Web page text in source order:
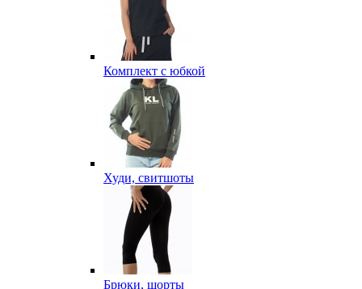
Комплект с юбкой
Худи, свитшоты
Брюки, шорты